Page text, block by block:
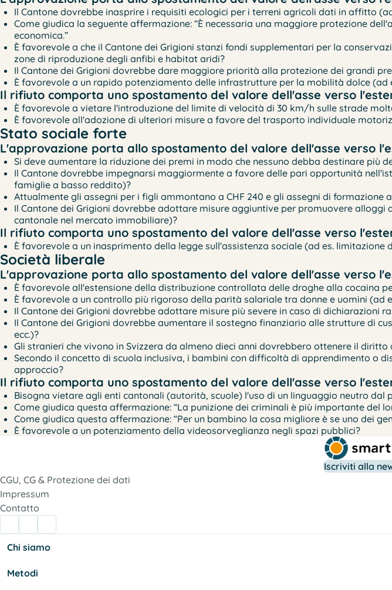
Il Cantone dovrebbe inasprire i requisiti ecologici per i terreni agricoli dati in affitto
Come giudica la seguente affermazione: “È necessaria una maggiore protezione
economica.”
È favorevole a che il Cantone dei Grigioni stanzi fondi supplementari per la
zone di riproduzione degli anfibi e habitat aridi?
Il Cantone dei Grigioni dovrebbe dare maggiore priorità alla protezione dei grandi
È favorevole a un rapido potenziamento delle infrastrutture per la mobilità dolce (ad
Il rifiuto comporta uno spostamento del valore dell'asse verso
È favorevole a vietare l'introduzione del limite di velocità di 30 km/h sulle strade
È favorevole all'adozione di ulteriori misure a favore del trasporto individuale
Stato sociale forte
L'approvazione porta allo spostamento del valore dell'asse verso
Si deve aumentare la riduzione dei premi in modo che nessuno debba destinare
Il Cantone dovrebbe impegnarsi maggiormente a favore delle pari opportunità
famiglie a basso reddito)?
Attualmente gli assegni per i figli ammontano a CHF 240 e gli assegni di formazione
Il Cantone dei Grigioni dovrebbe adottare misure aggiuntive per promuovere
cantonale nel mercato immobiliare)?
Il rifiuto comporta uno spostamento del valore dell'asse verso
È favorevole a un inasprimento della legge sull'assistenza sociale (ad es. limitazione
Società liberale
L'approvazione porta allo spostamento del valore dell'asse verso
È favorevole all'estensione della distribuzione controllata delle droghe alla cocaina
È favorevole a un controllo più rigoroso della parità salariale tra donne e uomini
Il Cantone dei Grigioni dovrebbe adottare misure più severe in caso di dichiarazioni
Il Cantone dei Grigioni dovrebbe aumentare il sostegno finanziario alle strutture di
ecc.)?
Gli stranieri che vivono in Svizzera da almeno dieci anni dovrebbero ottenere il
Secondo il concetto di scuola inclusiva, i bambini con difficoltà di apprendimento o
approccio?
Il rifiuto comporta uno spostamento del valore dell'asse verso
Bisogna vietare agli enti cantonali (autorità, scuole) l'uso di un linguaggio neutro
Come giudica questa affermazione: “La punizione dei criminali è più importante del
Come giudica questa affermazione: “Per un bambino la cosa migliore è se uno dei
È favorevole a un potenziamento della videosorveglianza negli spazi pubblici?
Iscriviti alla
CGU, CG & Protezione dei dati
Impressum
Contatto
Chi siamo
Metodi